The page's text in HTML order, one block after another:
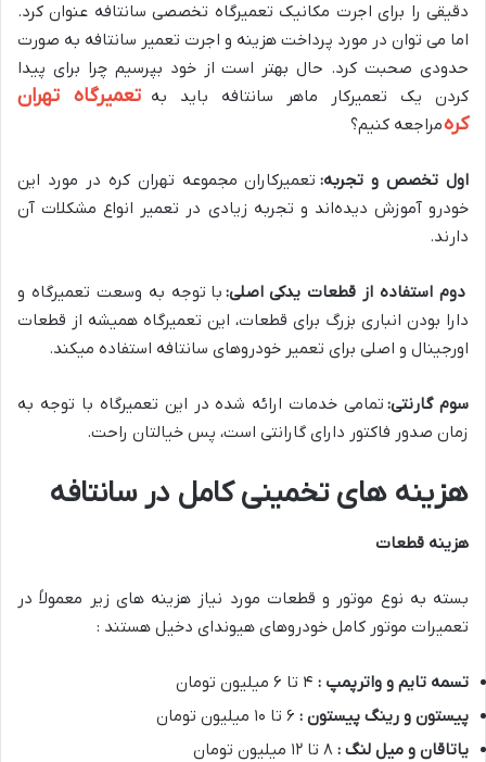
دقیقی را برای اجرت مکانیک تعمیرگاه تخصصی سانتافه عنوان کرد.
اما می توان در مورد پرداخت هزینه و اجرت تعمیر سانتافه به صورت
حدودی صحبت کرد. حال بهتر است از خود بپرسیم چرا برای پیدا
کردن یک تعمیرکار ماهر سانتافه باید به تعمیرگاه تهران
کرهمراجعه کنیم؟
اول تخصص و تجربه: تعمیرکاران مجموعه تهران کره در مورد این
خودرو آموزش دیده‌اند و تجربه زیادی در تعمیر انواع مشکلات آن
دارند.
دوم استفاده از قطعات یدکی اصلی: با توجه به وسعت تعمیرگاه و
دارا بودن انباری بزرگ برای قطعات، این تعمیرگاه همیشه از قطعات
اورجینال و اصلی برای تعمیر خودروهای سانتافه استفاده میکند.
سوم گارنتی: تمامی خدمات ارائه شده در این تعمیرگاه با توجه به
زمان صدور فاکتور دارای گارانتی است، پس خیالتان راحت.
هزینه های تخمینی کامل در سانتافه
هزینه قطعات
بسته به نوع موتور و قطعات مورد نیاز هزینه های زیر معمولاً در
تعمیرات موتور کامل خودروهای هیوندای دخیل هستند :
تسمه تایم و واترپمپ : ۴ تا ۶ میلیون تومان
پیستون و رینگ پیستون : ۶ تا ۱۰ میلیون تومان
یاتاقان و میل لنگ : ۸ تا ۱۲ میلیون تومان